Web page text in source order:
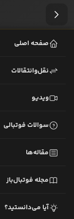
صفحه اصلی
نقل‌وانتقالات
ویدیو
سوالات فوتبالی
مقاله‌ها
مجله فوتبال‌باز
آیا می‌دانستید؟